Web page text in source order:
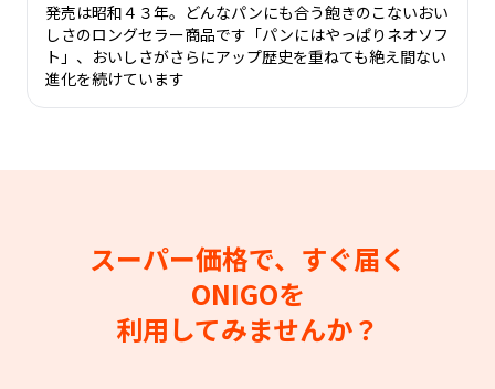
発売は昭和４３年。どんなパンにも合う飽きのこないおい
しさのロングセラー商品です「パンにはやっぱりネオソフ
ト」、おいしさがさらにアップ歴史を重ねても絶え間ない
進化を続けています
スーパー価格で、すぐ届く
ONIGOを
利用してみませんか？